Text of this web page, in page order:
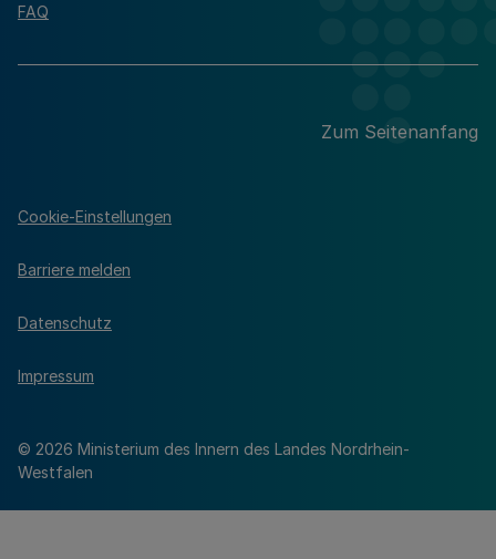
FAQ
Zum Seitenanfang
© 2026 Ministerium des Innern des Landes Nordrhein-
Westfalen
Cookie-Einstellungen
Barriere melden
Datenschutz
Impressum